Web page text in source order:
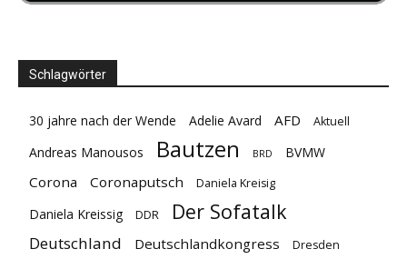
Schlagwörter
30 jahre nach der Wende Adelie Avard AFD Aktuell
Andreas Manousos Bautzen BRD BVMW
Corona Coronaputsch Daniela Kreisig
Daniela Kreissig DDR Der Sofatalk
Deutschland Deutschlandkongress Dresden